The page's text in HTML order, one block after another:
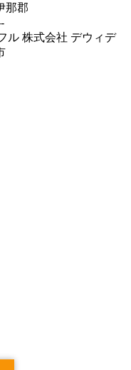
那郡
ル 株式会社 デウィデ